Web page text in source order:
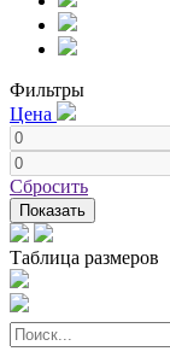
Фильтры
Цена
Сбросить
Показать
Таблица размеров